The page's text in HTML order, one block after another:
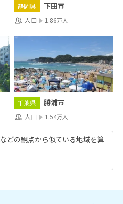
静岡県 下田市
人口 1.86万人
千葉県 勝浦市
人口 1.54万人
どの観点から似ている地域を算